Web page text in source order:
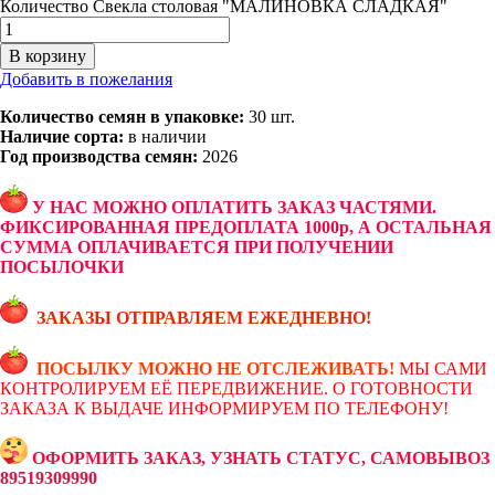
Количество Свекла столовая "МАЛИНОВКА СЛАДКАЯ"
В корзину
Добавить в пожелания
Количество семян в упаковке: 30 шт.
Наличие сорта: в наличии
Год производства семян: 2026
У НАС МОЖНО ОПЛАТИТЬ ЗАКАЗ ЧАСТЯМИ.
ФИКСИРОВАННАЯ ПРЕДОПЛАТА 1000р, А ОСТАЛЬНАЯ
СУММА ОПЛАЧИВАЕТСЯ ПРИ ПОЛУЧЕНИИ
ПОСЫЛОЧКИ
ЗАКАЗЫ ОТПРАВЛЯЕМ ЕЖЕДНЕВНО!
ПОСЫЛКУ МОЖНО НЕ ОТСЛЕЖИВАТЬ! МЫ САМИ
КОНТРОЛИРУЕМ ЕЁ ПЕРЕДВИЖЕНИЕ. О ГОТОВНОСТИ
ЗАКАЗА К ВЫДАЧЕ ИНФОРМИРУЕМ ПО ТЕЛЕФОНУ!
ОФОРМИТЬ ЗАКАЗ, УЗНАТЬ СТАТУС, САМОВЫВОЗ
89519309990